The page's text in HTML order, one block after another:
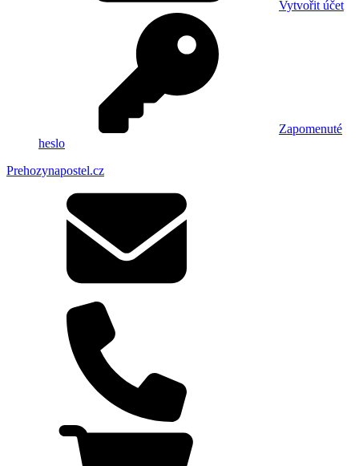
Vytvořit účet
Zapomenuté
heslo
Prehozynapostel.cz